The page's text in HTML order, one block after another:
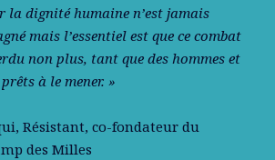
la dignité humaine n’est jamais
mais l’essentiel est que ce combat
non plus, tant que des hommes et
à le mener. »
, Résistant, co-fondateur du
des Milles